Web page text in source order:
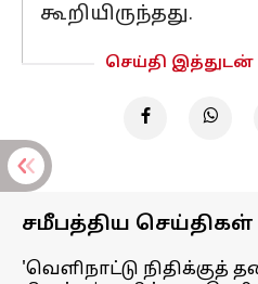
கூறியிருந்தது.
செய்தி இத்துடன்
சமீபத்திய செய்திகள்
'வெளிநாட்டு நிதிக்குத்